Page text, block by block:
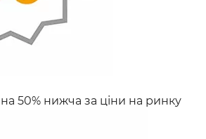
на 50% нижча за ціни на ринку